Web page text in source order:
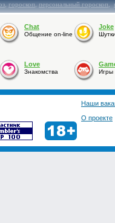
,гороскоп,персональный гороскоп,
Chat
Общение on-line
Joke
Love
Знакомства Игры
Наши
О проекте